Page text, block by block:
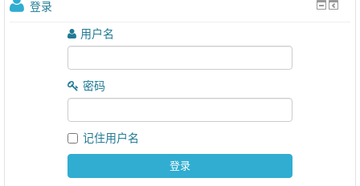
登录
用户名
密码
记住用户名